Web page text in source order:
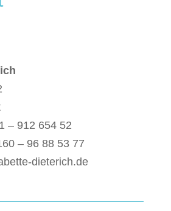
– 912 654 52
– 96 88 53 77
dieterich.de